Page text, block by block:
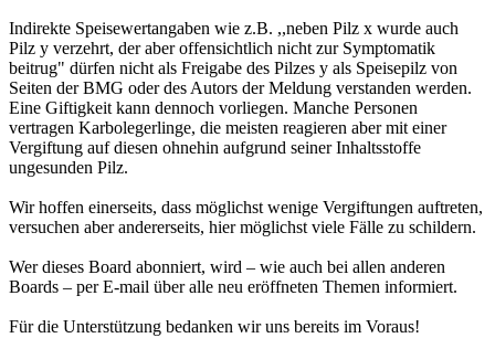
Indirekte Speisewertangaben wie z.B. ,,neben Pilz x wurde auch
Pilz y verzehrt, der aber offensichtlich nicht zur Symptomatik
beitrug" dürfen nicht als Freigabe des Pilzes y als Speisepilz von
Seiten der BMG oder des Autors der Meldung verstanden werden.
Eine Giftigkeit kann dennoch vorliegen. Manche Personen
vertragen Karbolegerlinge, die meisten reagieren aber mit einer
Vergiftung auf diesen ohnehin aufgrund seiner Inhaltsstoffe
ungesunden Pilz.
Wir hoffen einerseits, dass möglichst wenige Vergiftungen auftreten,
versuchen aber andererseits, hier möglichst viele Fälle zu schildern.
Wer dieses Board abonniert, wird – wie auch bei allen anderen
Boards – per E-mail über alle neu eröffneten Themen informiert.
Für die Unterstützung bedanken wir uns bereits im Voraus!